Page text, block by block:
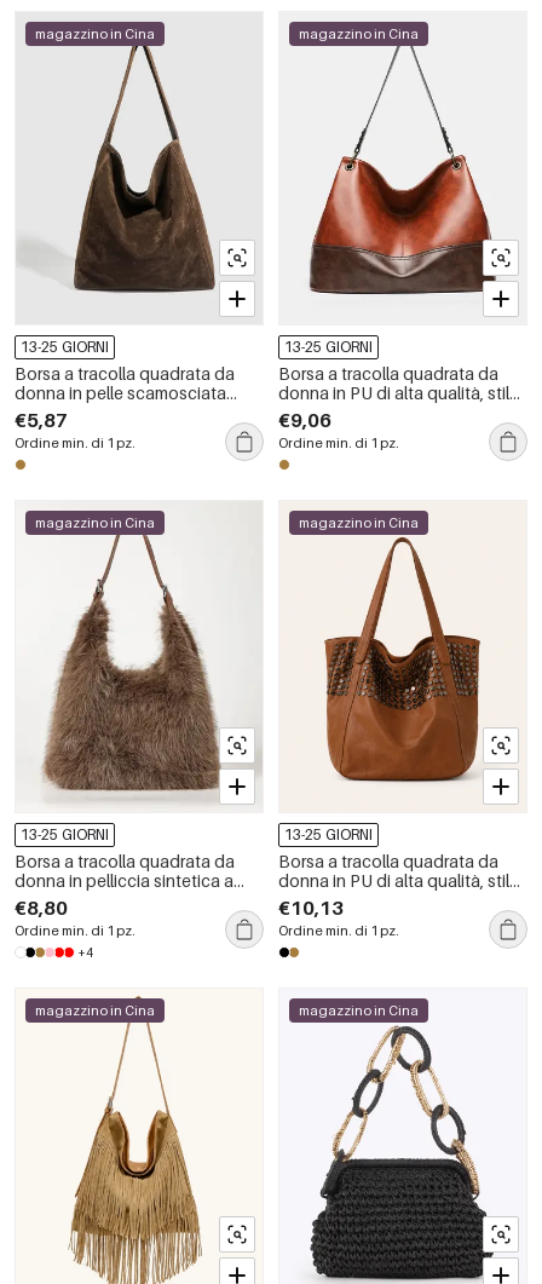
magazzino in Cina
13-25 GIORNI
Borsa a tracolla quadrata da
donna in pelle scamosciata
tinta unita, stile casual e soffice.
€5,87
Ordine min. di 1 pz.
magazzino in Cina
13-25 GIORNI
Borsa a tracolla quadrata da
donna in PU di alta qualità, stile
casual, patchwork, colori misti.
€9,06
Ordine min. di 1 pz.
magazzino in Cina
13-25 GIORNI
Borsa a tracolla quadrata da
donna in pelliccia sintetica a
tinta unita, stile casual e soffice.
€8,80
Ordine min. di 1 pz.
+4
magazzino in Cina
13-25 GIORNI
Borsa a tracolla quadrata da
donna in PU di alta qualità, stile
casual, con dettagli in metallo,
borchie e rivetti in tinta unita.
€10,13
Ordine min. di 1 pz.
magazzino in Cina magazzino in Cina